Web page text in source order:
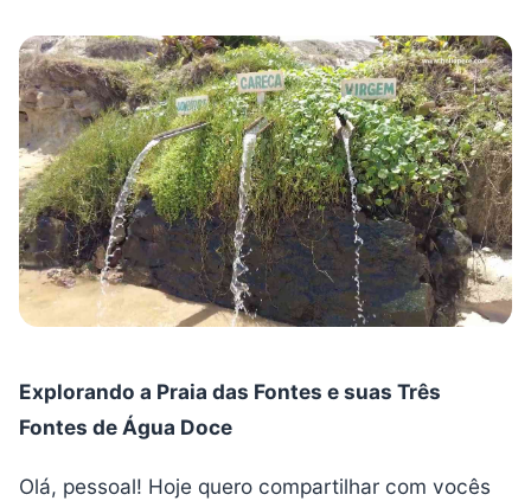
Explorando a Praia das Fontes e suas Três
Fontes de Água Doce
Olá, pessoal! Hoje quero compartilhar com vocês